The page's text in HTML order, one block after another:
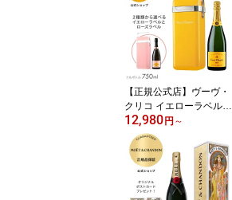
ANDON Limited Desgin
Giftbox (Sparking Wine)
【正規公式店】
【正規公式店】ヴーヴ・
クリコ イエローラベル &
ローズラベル クーラー
＜約1時間保冷可能＞フ
ルボトル 750ml 12度 シ
ャンパン 白 ブリュット
辛口 プレゼント ギフト
お祝い Veuve Clicquot C
12,980 円 ～